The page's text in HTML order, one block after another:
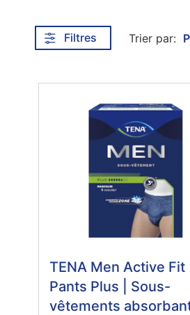
Filtres Trier par:
TENA Men Active Fit
Pants Plus | Sous-
vêtements